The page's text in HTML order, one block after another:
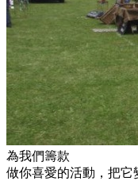
為我們籌款
做你喜愛的活動，把